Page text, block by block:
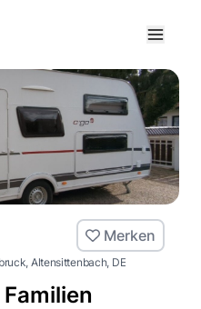
Altensittenbach, DE
Merken